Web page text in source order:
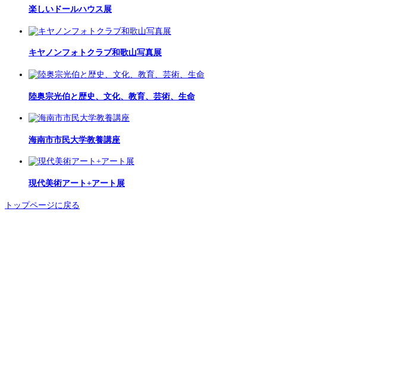
楽しいドールハウス展
キヤノンフォトクラブ和歌山写真展
陸奥宗光伯と歴史、文化、教育、芸術、生命
海南市市民大学教養講座
現代美術アート+アート展
トップページに戻る